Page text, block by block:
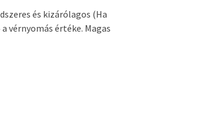
és kizárólagos (Ha
vérnyomás értéke. Magas